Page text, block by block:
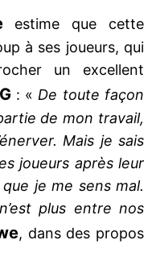
estime que cette
à ses joueurs, qui
un excellent
: « De toute façon
de mon travail,
Mais je sais
joueurs après leur
je me sens mal.
plus entre nos
, dans des propos